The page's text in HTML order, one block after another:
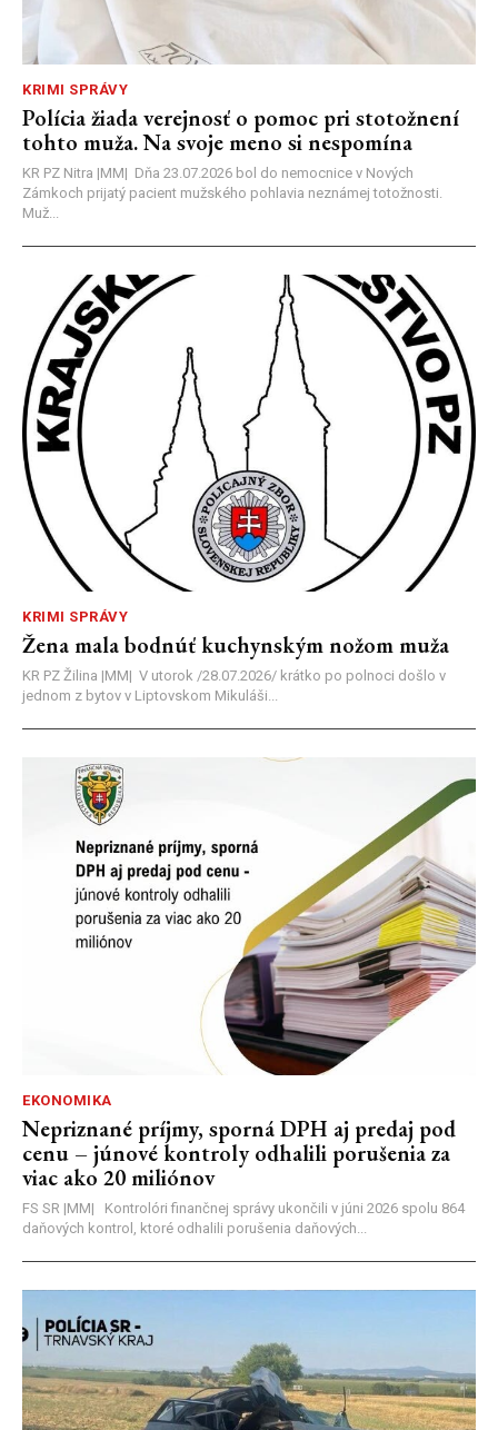
KRIMI SPRÁVY
Polícia žiada verejnosť o pomoc pri stotožnení
tohto muža. Na svoje meno si nespomína
KR PZ Nitra |MM| Dňa 23.07.2026 bol do nemocnice v Nových
Zámkoch prijatý pacient mužského pohlavia neznámej totožnosti.
Muž...
KRIMI SPRÁVY
Žena mala bodnúť kuchynským nožom muža
KR PZ Žilina |MM| V utorok /28.07.2026/ krátko po polnoci došlo v
jednom z bytov v Liptovskom Mikuláši...
EKONOMIKA
Nepriznané príjmy, sporná DPH aj predaj pod
cenu – júnové kontroly odhalili porušenia za
viac ako 20 miliónov
FS SR |MM| Kontrolóri finančnej správy ukončili v júni 2026 spolu 864
daňových kontrol, ktoré odhalili porušenia daňových...